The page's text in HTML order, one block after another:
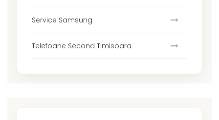
Service Samsung
Telefoane Second Timisoara